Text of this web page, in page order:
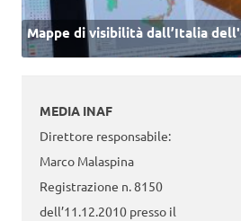
Mappe di visibilità dall’Italia
MEDIA INAF
Direttore responsabile:
Marco Malaspina
Registrazione n. 8150
dell’11.12.2010 presso il